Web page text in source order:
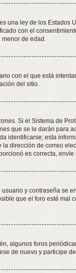
una ley de los Estados
con el
de edad.
con el que está
del sitio.
Si el Sistema de
que se le darán para
identificarse; esta
dirección de correo
es correcta,
y contraseña se
que el foro esté mal
algunos foros
de nuevo y participe